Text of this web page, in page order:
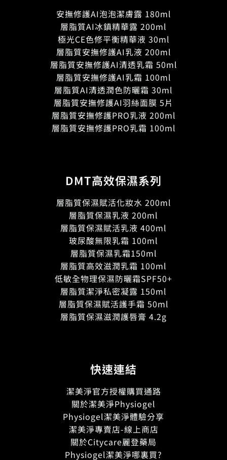
安撫修護AI泡泡潔膚露 180ml
層脂質AI冰鎮精華露 200ml
極光CE色修平衡精華液 30ml
層脂質安撫修護AI乳液 200ml
層脂質安撫修護AI清透乳霜 50ml
層脂質安撫修護AI乳霜 100ml
層脂質AI清透潤色防曬霜 30ml
層脂質安撫修護AI羽絲面膜 5片
層脂質安撫修護PRO乳液 200ml
層脂質安撫修護PRO乳霜 100ml
DMT高效保濕系列
層脂質保濕賦活化妝水 200ml
層脂質保濕乳液 200ml
層脂質保濕賦活乳液 400ml
玻尿酸無限乳霜 100ml
層脂質保濕乳霜150ml
層脂質高效滋潤乳霜 100ml
低敏全物理保濕防曬霜SPF50+
層脂質潔淨私密凝露 150ml
層脂質保濕賦活護手霜 50ml
層脂質保濕滋潤護唇膏 4.2g
快速連結
潔美淨官方授權購買通路
關於潔美淨Physiogel
Physiogel潔美淨體驗分享
潔美淨專賣店-線上商店
關於Citycare麗登藥局
Physiogel潔美淨哪裏買?